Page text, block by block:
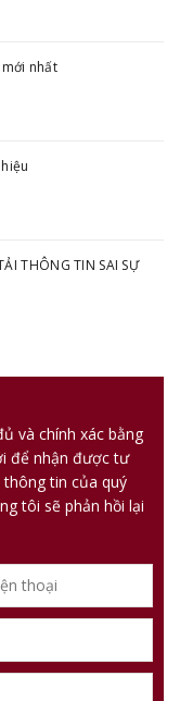
nhất
THÔNG TIN SAI SỰ
và chính xác bằng
để nhận được tư
thông tin của quý
tôi sẽ phản hồi lại